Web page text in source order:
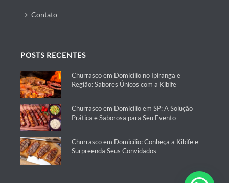
Contato
POSTS RECENTES
Churrasco em Domicílio no Ipiranga e
Região: Sabores Únicos com a Kibife
Churrasco em Domicílio em SP: A Solução
Prática e Saborosa para Seu Evento
Churrasco em Domicílio: Conheça a Kibife e
Surpreenda Seus Convidados